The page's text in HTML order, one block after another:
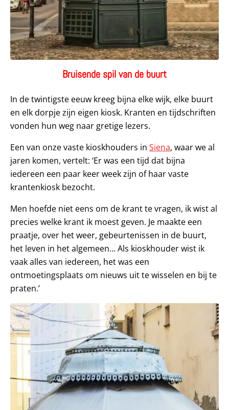
Bruisende spil van de buurt
In de twintigste eeuw kreeg bijna elke wijk, elke buurt
en elk dorpje zijn eigen kiosk. Kranten en tijdschriften
vonden hun weg naar gretige lezers.
Een van onze vaste kioskhouders in Siena, waar we al
jaren komen, vertelt: ‘Er was een tijd dat bijna
iedereen een paar keer week zijn of haar vaste
krantenkiosk bezocht.
Men hoefde niet eens om de krant te vragen, ik wist al
precies welke krant ik moest geven. Je maakte een
praatje, over het weer, gebeurtenissen in de buurt,
het leven in het algemeen… Als kioskhouder wist ik
vaak alles van iedereen, het was een
ontmoetingsplaats om nieuws uit te wisselen en bij te
praten.’